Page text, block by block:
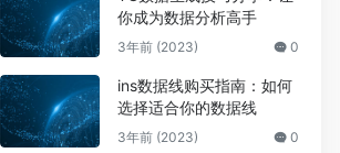
你成为数据分析高手
3年前 (2023) 0
ins数据线购买指南：如何
选择适合你的数据线
3年前 (2023) 0